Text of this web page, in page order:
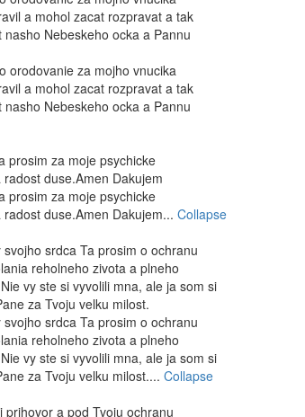
a mohol zacat rozpravat a tak
Nebeskeho ocka a Pannu
orodovanie za mojho vnucika
a mohol zacat rozpravat a tak
Nebeskeho ocka a Pannu
prosim za moje psychicke
duse.Amen Dakujem
prosim za moje psychicke
duse.Amen Dakujem... Collapse
srdca Ta prosim o ochranu
reholneho zivota a plneho
vy ste si vyvolili mna, ale ja som si
za Tvoju velku milost.
srdca Ta prosim o ochranu
reholneho zivota a plneho
vy ste si vyvolili mna, ale ja som si
za Tvoju velku milost.... Collapse
prihovor a pod Tvoju ochranu